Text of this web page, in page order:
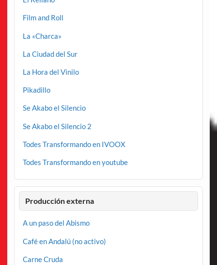
Film and Roll
La «Charca»
La Ciudad del Sur
La Hora del Vinilo
Pikadillo
Se Akabo el Silencio
Se Akabo el Silencio 2
Todes Transformando en IVOOX
Todes Transformando en youtube
Producción externa
A un paso del Abismo
Café en Andalú (no activo)
Carne Cruda